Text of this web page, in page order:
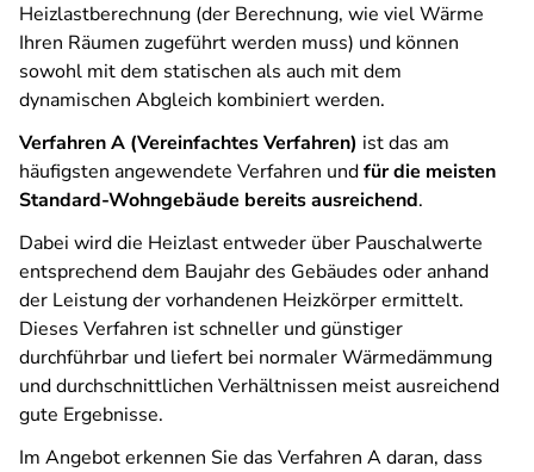
Heizlastberechnung (der Berechnung, wie viel Wärme
Ihren Räumen zugeführt werden muss) und können
sowohl mit dem statischen als auch mit dem
dynamischen Abgleich kombiniert werden.
Verfahren A (Vereinfachtes Verfahren) ist das am
häufigsten angewendete Verfahren undfür die meisten
Standard-Wohngebäude bereits ausreichend.
Dabei wird die Heizlast entweder über Pauschalwerte
entsprechend dem Baujahr des Gebäudes oder anhand
der Leistung der vorhandenen Heizkörper ermittelt.
Dieses Verfahren ist schneller und günstiger
durchführbar und liefert bei normaler Wärmedämmung
und durchschnittlichen Verhältnissen meist ausreichend
gute Ergebnisse.
Im Angebot erkennen Sie das Verfahren A daran, dass